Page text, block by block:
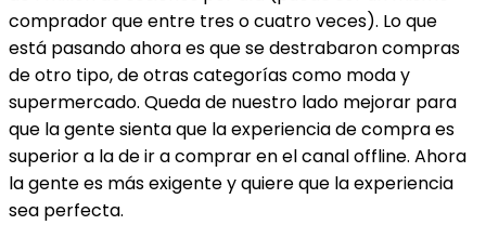
comprador que entre tres o cuatro veces). Lo que
está pasando ahora es que se destrabaron compras
de otro tipo, de otras categorías como moda y
supermercado. Queda de nuestro lado mejorar para
que la gente sienta que la experiencia de compra es
superior a la de ir a comprar en el canal offline. Ahora
la gente es más exigente y quiere que la experiencia
sea perfecta.